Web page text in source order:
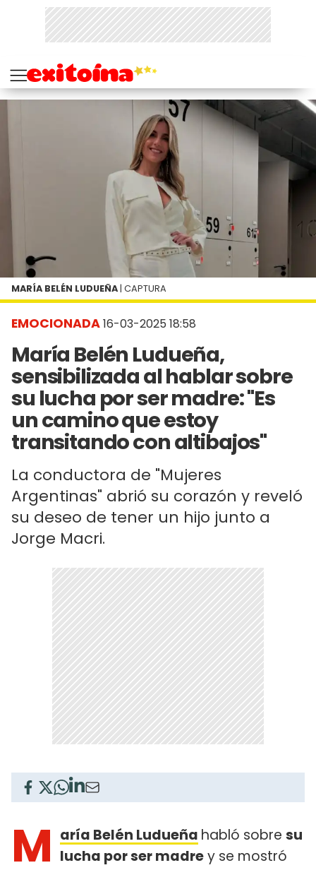
EMOCIONADA16-03-2025 18:58
María Belén Ludueña,
sensibilizada al hablar sobre
su lucha por ser madre: "Es
un camino que estoy
transitando con altibajos"
La conductora de "Mujeres
Argentinas" abrió su corazón y reveló
su deseo de tener un hijo junto a
Jorge Macri.
MARÍA BELÉN LUDUEÑA | CAPTURA
M aría Belén Ludueña habló sobre su
lucha por ser madrey se mostró